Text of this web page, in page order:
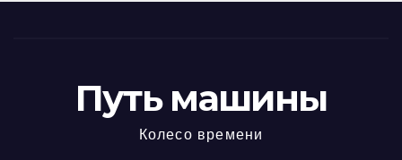
Путь машины
Колесо времени